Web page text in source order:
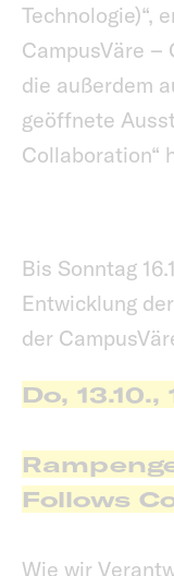
Technologie)“,
CampusVäre
die außerdem
geöffnete
Collaboration“
Bis Sonntag
Entwicklung
der
Do, 13.10.,
Follows
Wie wir